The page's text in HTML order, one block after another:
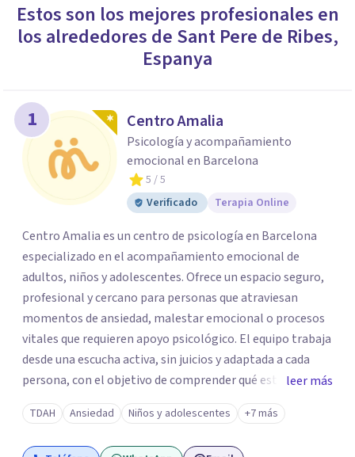
Estos son los mejores profesionales en
los alrededores de Sant Pere de Ribes,
Espanya
1 Centro Amalia
Psicología y acompañamiento
emocional en Barcelona
5 / 5
Verificado
Terapia Online
Centro Amalia es un centro de psicología en Barcelona
especializado en el acompañamiento emocional de
adultos, niños y adolescentes. Ofrece un espacio seguro,
profesional y cercano para personas que atraviesan
momentos de ansiedad, malestar emocional o procesos
vitales que requieren apoyo psicológico. El equipo trabaja
desde una escucha activa, sin juicios y adaptada a cada
persona, con el objetivo de comprender qué está
ocurriendo y facilitar herramientas para avanzar con
mayor equilibrio y bienestar. La intervención se realiza en
un entorno confidencial y tranquilo, cuidando el ritmo y
leer más
TDAH Ansiedad Niños y adolescentes +7 más